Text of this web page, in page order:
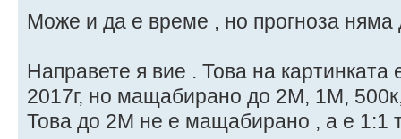
Може и да е време , но прогноза няма
Направете я вие . Това на картинката
2017г, но мащабирано до 2М, 1М,
Това до 2М не е мащабирано , а е 1:1